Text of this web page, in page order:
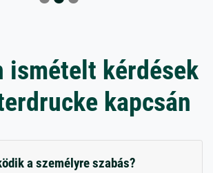
ismételt kérdések
kapcsán
a személyre szabás?